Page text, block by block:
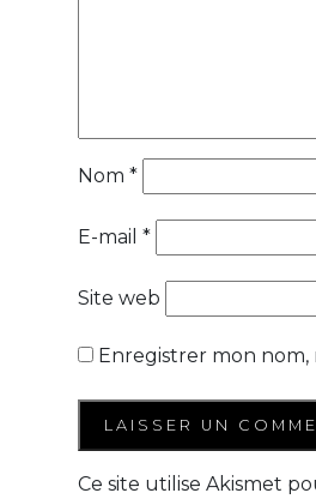
Nom *
E-mail *
Site web
Enregistrer mon
Ce site utilise Akismet